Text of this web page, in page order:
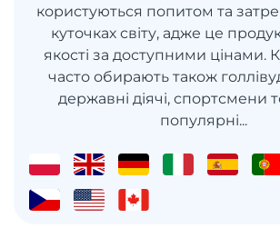
користуються попитом та
куточках світу, адже це
якості за доступними цінами.
часто обирають також
державні діячі, спортсмени
популярні...